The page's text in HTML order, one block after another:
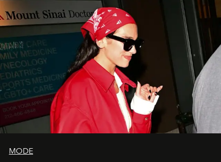
MODE